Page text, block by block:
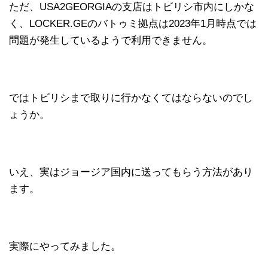
ただ、USA2GEORGIAの支店はトビリシ市内にしかな
く、LOCKER.GEのバトゥミ拠点は2023年1月時点では
問題が発生しているようで利用できません。
ではトビリシまで取りに行かなくてはならないのでし
ょうか。
いえ、実はジョージア国内に送ってもらう方法があり
ます。
実際にやってみました。